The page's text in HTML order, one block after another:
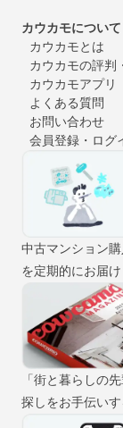
カウカモについて
カウカモとは
カウカモの評判
カウカモアプリ
よくある質問
お問い合わせ
会員登録・ログ
中古マンション
を定期的にお届け
「街と暮らしの
探しをお手伝い